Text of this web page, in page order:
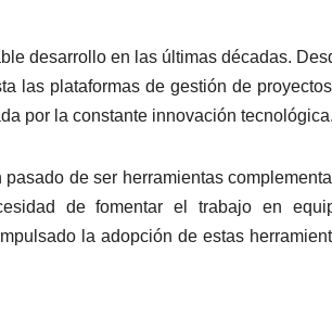
desarrollo en las últimas décadas.
las plataformas de gestión de
por la constante innovación
de ser herramientas
de fomentar el trabajo en
la adopción de estas